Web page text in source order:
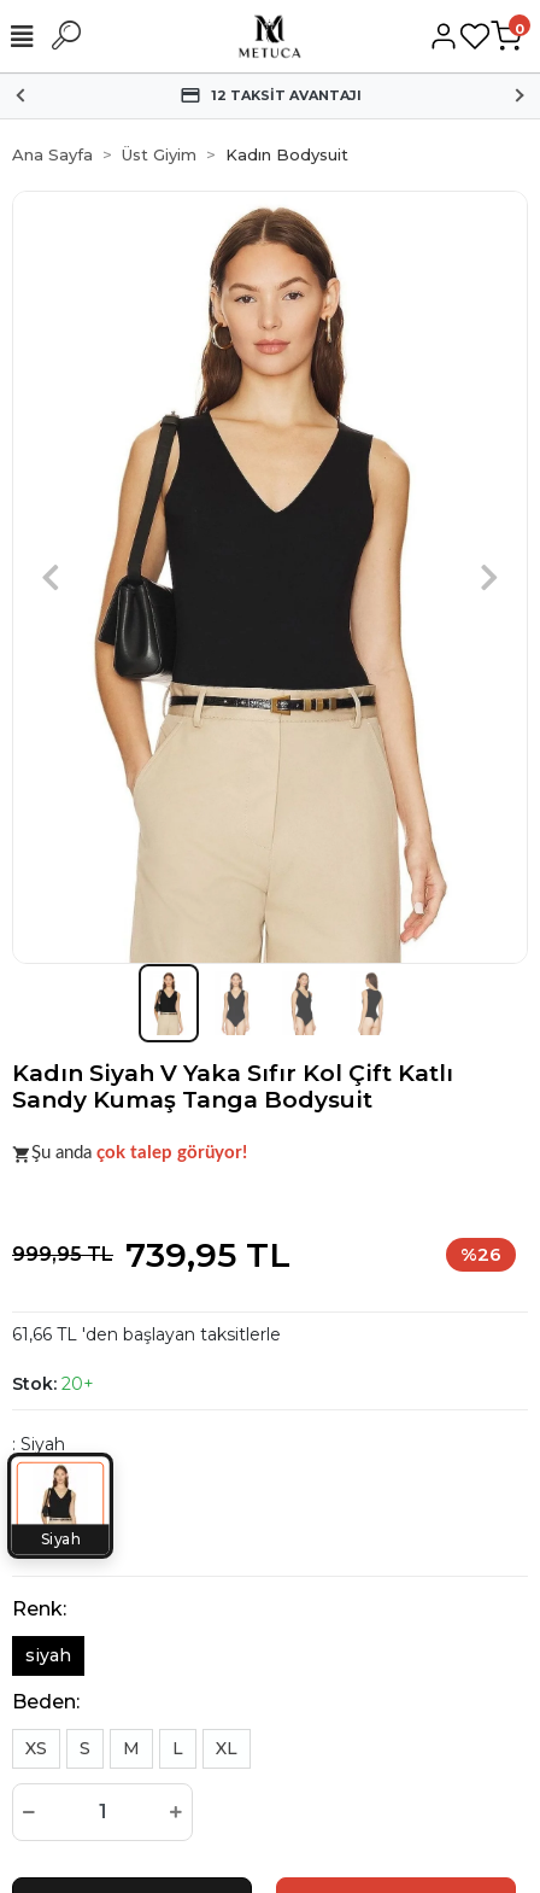
0
12 TAKSİT AVANTAJI
Ana Sayfa Üst Giyim Kadın Bodysuit
Kadın Siyah V Yaka Sıfır Kol Çift Katlı
Sandy Kumaş Tanga Bodysuit
Acele et!Stoklar hızla azalıyor!
Şu anda çok talep görüyor!
999,95 TL 739,95 TL %26
61,66 TL 'den başlayan taksitlerle
Stok: 20+
: Siyah
Siyah
Renk:
siyah
Beden:
XS S M L XL